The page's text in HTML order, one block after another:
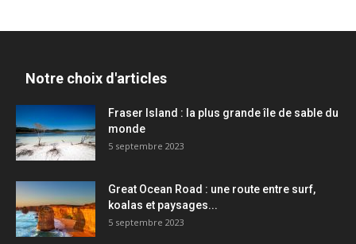
Notre choix d'articles
Fraser Island : la plus grande île de sable du
monde
5 septembre 2023
Great Ocean Road : une route entre surf,
koalas et paysages...
5 septembre 2023